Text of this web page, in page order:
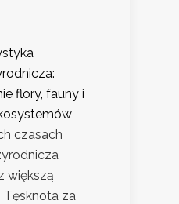
flory, fauny i
czasach
większą
Tęsknota za